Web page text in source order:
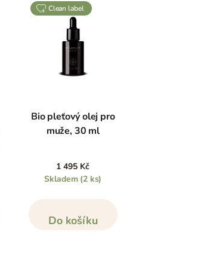
clean label
Bio pleťový olej pro
muže, 30 ml
1 495 Kč
Skladem (2 ks)
Do košíku